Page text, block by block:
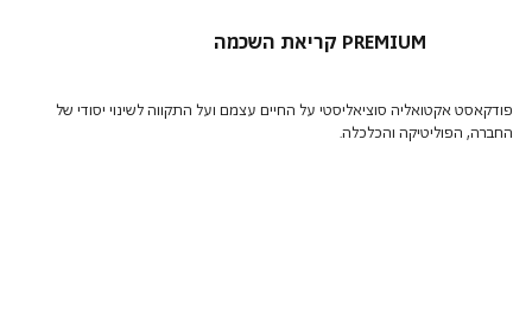
קריאת השכמה PREMIUM
פודקאסט אקטואליה סוציאליסטי על החיים עצמם ועל התקווה לשינוי יסודי של
החברה, הפוליטיקה והכלכלה.